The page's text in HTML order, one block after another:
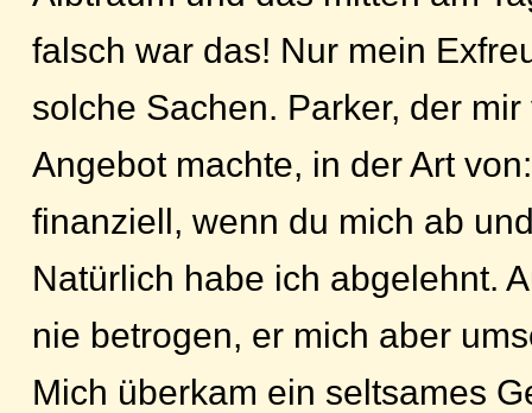
falsch war das! Nur mein
solche Sachen. Parker, der
Angebot machte, in der Art
finanziell, wenn du mich ab
Natürlich habe ich abgelehnt.
nie betrogen, er mich aber
Mich überkam ein seltsames